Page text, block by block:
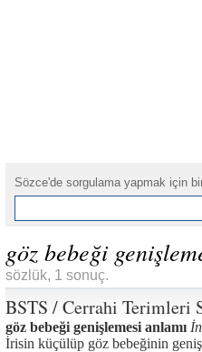
Sözce'de sorgulama yapmak için
göz bebeği
sözlük, 1 sonuç.
BSTS / Cerrahi Terimleri
göz bebeği genişlemesi anlamı
İrisin küçülüp göz bebeğinin